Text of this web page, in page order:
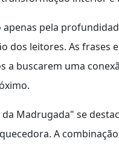
pela
dos leitores. As frases
a buscarem uma
Madrugada" se
A